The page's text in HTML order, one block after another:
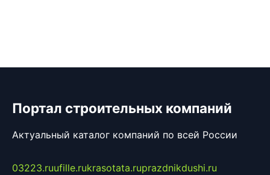
Портал строительных компаний
Актуальный каталог компаний по всей России
03223.ruufille.rukrasotata.ruprazdnikdushi.ru